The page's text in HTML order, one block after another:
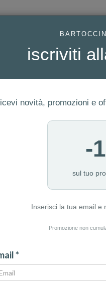
GIOIELLI MODA
iscriviti
novità, promozioni e
-
sul tuo
Inserisci la tua email e
Promozione non
*